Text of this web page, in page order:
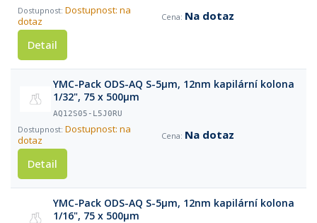
Dostupnost: na
dotaz
Na dotaz
Detail
YMC-Pack ODS-AQ S-5µm, 12nm kapilární kolona
1/32", 75 x 500µm
AQ12S05-L5J0RU
Dostupnost: na
dotaz
Na dotaz
Detail
YMC-Pack ODS-AQ S-5µm, 12nm kapilární kolona
1/16", 75 x 500µm